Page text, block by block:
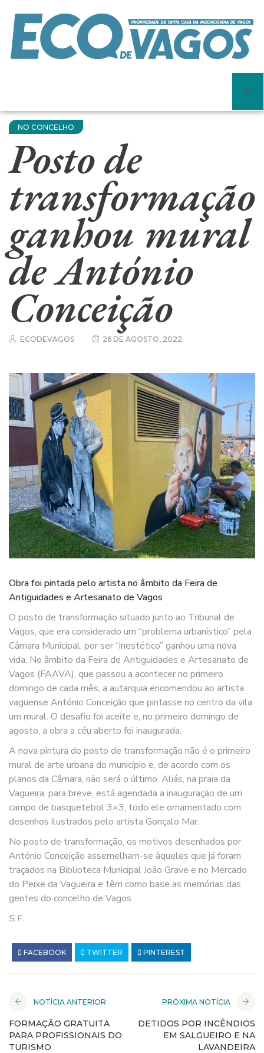
NO CONCELHO
Posto de
transformação
ganhou mural
de António
Conceição
ECODEVAGOS 26 DE AGOSTO, 2022
Obra foi pintada pelo artista no âmbito da Feira de
Antiguidades e Artesanato de Vagos
O posto de transformação situado junto ao Tribunal de
Vagos, que era considerado um “problema urbanístico” pela
Câmara Municipal, por ser “inestético” ganhou uma nova
vida. No âmbito da Feira de Antiguidades e Artesanato de
Vagos (FAAVA), que passou a acontecer no primeiro
domingo de cada mês, a autarquia encomendou ao artista
vaguense António Conceição que pintasse no centro da vila
um mural. O desafio foi aceite e, no primeiro domingo de
agosto, a obra a céu aberto foi inaugurada.
A nova pintura do posto de transformação não é o primeiro
mural de arte urbana do município e, de acordo com os
planos da Câmara, não será o último. Aliás, na praia da
Vagueira, para breve, está agendada a inauguração de um
campo de basquetebol 3×3, todo ele ornamentado com
desenhos ilustrados pelo artista Gonçalo Mar.
No posto de transformação, os motivos desenhados por
António Conceição assemelham-se àqueles que já foram
traçados na Biblioteca Municipal João Grave e no Mercado
do Peixe da Vagueira e têm como base as memórias das
gentes do concelho de Vagos.
S.F.
FACEBOOK TWITTER PINTEREST
NOTÍCIA ANTERIOR
FORMAÇÃO GRATUITA
PARA PROFISSIONAIS DO
TURISMO
PRÓXIMA NOTÍCIA
DETIDOS POR INCÊNDIOS
EM SALGUEIRO E NA
LAVANDEIRA